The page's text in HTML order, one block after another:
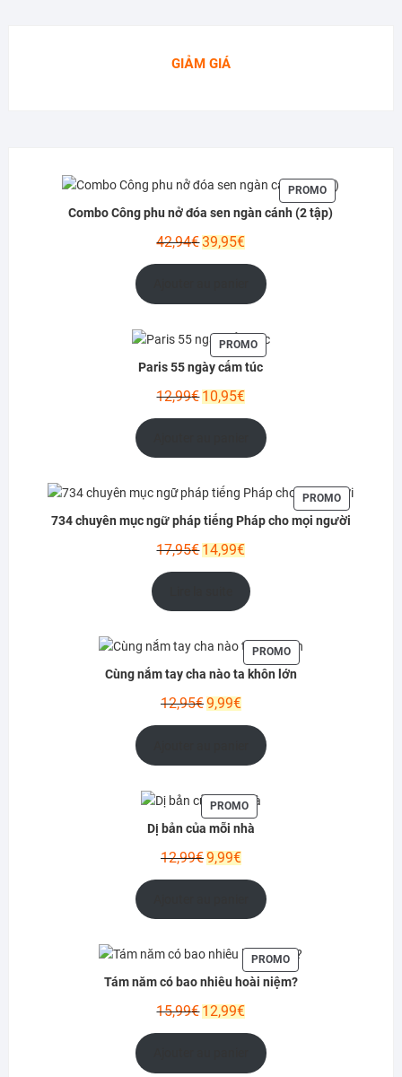
GIẢM GIÁ
PROMOPRODUIT
EN
PROMOTION
Combo Công phu nở đóa sen ngàn cánh (2 tập)
42,94€Le
39,95€Le
actuel
est :
PROMOPRODUIT
EN
Paris 55 ngày cấm túc
12,99€Le
10,95€Le
actuel
est :
PROMOPRODUIT
EN
734 chuyên mục ngữ pháp tiếng Pháp cho mọi người
17,95€Le
14,99€Le
actuel
est :
PROMOPRODUIT
EN
Cùng nắm tay cha nào ta khôn lớn
12,95€Le
9,99€Le
actuel
est :
PROMOPRODUIT
EN
Dị bản của mỗi nhà
12,99€Le
9,99€Le
actuel
est :
PROMOPRODUIT
EN
Tám năm có bao nhiêu hoài niệm?
15,99€Le
12,99€Le
actuel
est :